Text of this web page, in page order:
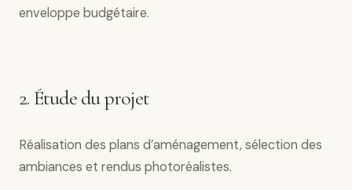
enveloppe budgétaire.
2. Étude du projet
Réalisation des plans d’aménagement, sélection des
ambiances et rendus photoréalistes.